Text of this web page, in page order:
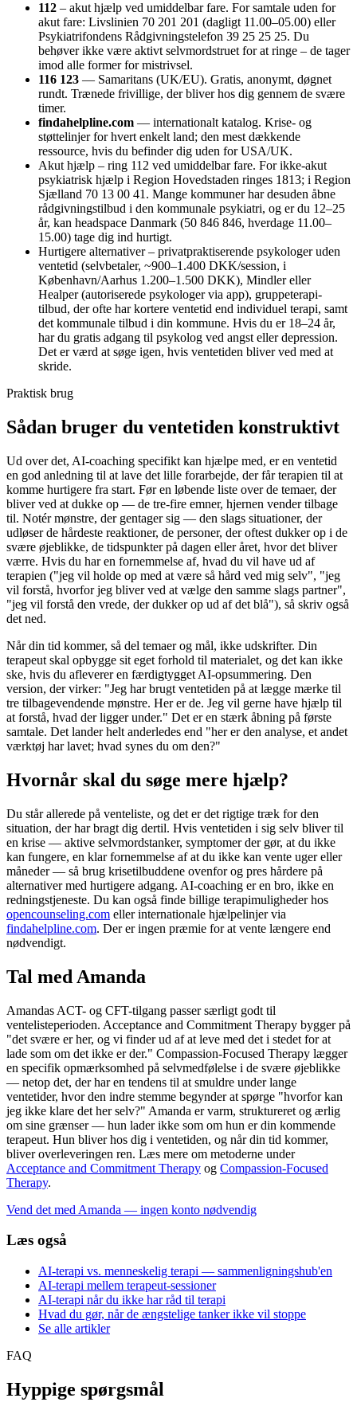
112 – akut hjælp ved umiddelbar fare. For samtale uden for
akut fare: Livslinien 70 201 201 (dagligt 11.00–05.00) eller
Psykiatrifondens Rådgivningstelefon 39 25 25 25. Du
behøver ikke være aktivt selvmordstruet for at ringe – de tager
imod alle former for mistrivsel.
116 123 — Samaritans (UK/EU). Gratis, anonymt, døgnet
rundt. Trænede frivillige, der bliver hos dig gennem de svære
timer.
findahelpline.com — internationalt katalog. Krise- og
støttelinjer for hvert enkelt land; den mest dækkende
ressource, hvis du befinder dig uden for USA/UK.
Akut hjælp – ring 112 ved umiddelbar fare. For ikke-akut
psykiatrisk hjælp i Region Hovedstaden ringes 1813; i Region
Sjælland 70 13 00 41. Mange kommuner har desuden åbne
rådgivningstilbud i den kommunale psykiatri, og er du 12–25
år, kan headspace Danmark (50 846 846, hverdage 11.00–
15.00) tage dig ind hurtigt.
Hurtigere alternativer – privatpraktiserende psykologer uden
ventetid (selvbetaler, ~900–1.400 DKK/session, i
København/Aarhus 1.200–1.500 DKK), Mindler eller
Healper (autoriserede psykologer via app), gruppeterapi-
tilbud, der ofte har kortere ventetid end individuel terapi, samt
det kommunale tilbud i din kommune. Hvis du er 18–24 år,
har du gratis adgang til psykolog ved angst eller depression.
Det er værd at søge igen, hvis ventetiden bliver ved med at
skride.
Praktisk brug
Sådan bruger du ventetiden konstruktivt
Ud over det, AI-coaching specifikt kan hjælpe med, er en ventetid
en god anledning til at lave det lille forarbejde, der får terapien til at
komme hurtigere fra start. Før en løbende liste over de temaer, der
bliver ved at dukke op — de tre-fire emner, hjernen vender tilbage
til. Notér mønstre, der gentager sig — den slags situationer, der
udløser de hårdeste reaktioner, de personer, der oftest dukker op i de
svære øjeblikke, de tidspunkter på dagen eller året, hvor det bliver
værre. Hvis du har en fornemmelse af, hvad du vil have ud af
terapien ("jeg vil holde op med at være så hård ved mig selv", "jeg
vil forstå, hvorfor jeg bliver ved at vælge den samme slags partner",
"jeg vil forstå den vrede, der dukker op ud af det blå"), så skriv også
det ned.
Når din tid kommer, så del temaer og mål, ikke udskrifter. Din
terapeut skal opbygge sit eget forhold til materialet, og det kan ikke
ske, hvis du afleverer en færdigtygget AI-opsummering. Den
version, der virker: "Jeg har brugt ventetiden på at lægge mærke til
tre tilbagevendende mønstre. Her er de. Jeg vil gerne have hjælp til
at forstå, hvad der ligger under." Det er en stærk åbning på første
samtale. Det lander helt anderledes end "her er den analyse, et andet
værktøj har lavet; hvad synes du om den?"
Hvornår skal du søge mere hjælp?
Du står allerede på venteliste, og det er det rigtige træk for den
situation, der har bragt dig dertil. Hvis ventetiden i sig selv bliver til
en krise — aktive selvmordstanker, symptomer der gør, at du ikke
kan fungere, en klar fornemmelse af at du ikke kan vente uger eller
måneder — så brug krisetilbuddene ovenfor og pres hårdere på
alternativer med hurtigere adgang. AI-coaching er en bro, ikke en
redningstjeneste. Du kan også finde billige terapimuligheder hos
opencounseling.com eller internationale hjælpelinjer via
findahelpline.com. Der er ingen præmie for at vente længere end
nødvendigt.
Tal med Amanda
Amandas ACT- og CFT-tilgang passer særligt godt til
ventelisteperioden. Acceptance and Commitment Therapy bygger på
"det svære er her, og vi finder ud af at leve med det i stedet for at
lade som om det ikke er der." Compassion-Focused Therapy lægger
en specifik opmærksomhed på selvmedfølelse i de svære øjeblikke
— netop det, der har en tendens til at smuldre under lange
ventetider, hvor den indre stemme begynder at spørge "hvorfor kan
jeg ikke klare det her selv?" Amanda er varm, struktureret og ærlig
om sine grænser — hun lader ikke som om hun er din kommende
terapeut. Hun bliver hos dig i ventetiden, og når din tid kommer,
bliver overleveringen ren. Læs mere om metoderne under
Acceptance and Commitment Therapy og Compassion-Focused
Therapy.
Vend det med Amanda — ingen konto nødvendig
Læs også
AI-terapi vs. menneskelig terapi — sammenligningshub'en
AI-terapi mellem terapeut-sessioner
AI-terapi når du ikke har råd til terapi
Hvad du gør, når de ængstelige tanker ikke vil stoppe
Se alle artikler
FAQ
Hyppige spørgsmål